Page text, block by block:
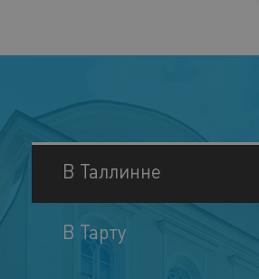
В Таллинне
В Тарту